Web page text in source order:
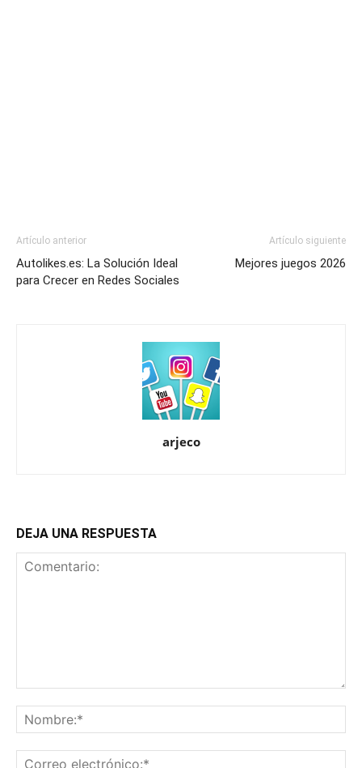
Artículo anterior
Autolikes.es: La Solución Ideal
para Crecer en Redes Sociales
Artículo siguiente
Mejores juegos 2026
arjeco
DEJA UNA RESPUESTA